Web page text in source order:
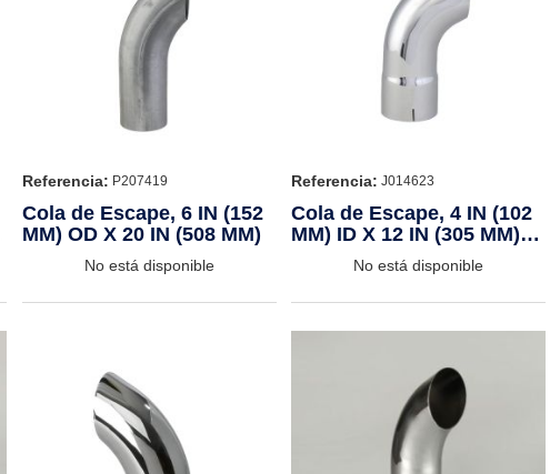
Referencia: P207419
Cola de Escape, 6 IN (152
MM) OD X 20 IN (508 MM)
No está disponible
Referencia: J014623
Cola de Escape, 4 IN (102
MM) ID X 12 IN (305 MM)
CHROMENo está disponible